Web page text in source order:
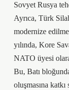
Sovyet Rusya
Ayrıca, Türk
modernize
yılında, Kore
NATO üyesi
Bu, Batı
oluşmasına katkı